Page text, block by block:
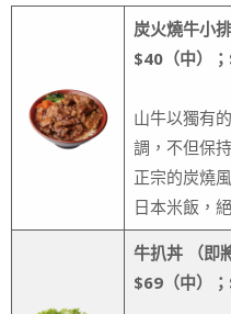
炭火燒牛小
$40（中）；
山牛以獨有
調，不但保
正宗的炭燒
日本米飯，
牛扒丼 （即
$69（中）；